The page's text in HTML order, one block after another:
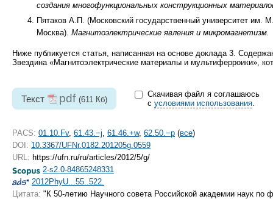
создания многофункциональных конструкционных
Пятаков А.П. (Московский государственный университет
Москва). Магнитоэлектрические явления и микромагнетизм.
Ниже публикуется статья, написанная на основе доклада 3.
Звездина «Магнитоэлектрические материалы и мультиферроики»,
Текст pdf (611 Кб)
Скачивая файл я соглашаюсь
с условиями использования.
PACS: 01.10.Fv, 61.43.−j 61.46.+w, 62.50.−p (все)
DOI: 10.3367/UFNr.0182.201205g.0559
URL: https://ufn.ru/ru/articles/2012/5/g/
2-s2.0-84865248331
2012PhyU...55..522.
Цитата: "К 50-летию Научного совета Российской академии наук по